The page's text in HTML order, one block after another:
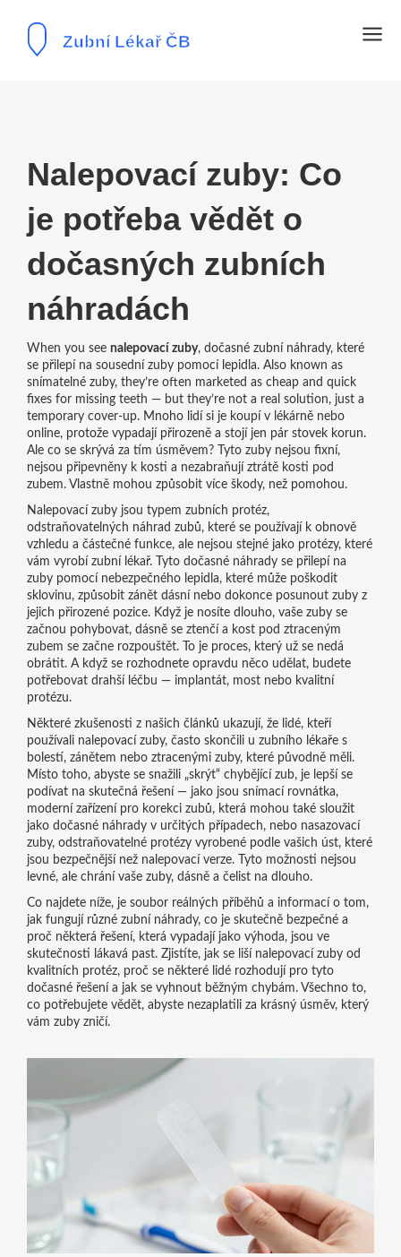
Nalepovací zuby: Co
je potřeba vědět o
dočasných zubních
náhradách
When you see nalepovací zuby, dočasné zubní náhrady, které
se přilepí na sousední zuby pomocí lepidla. Also known as
snímatelné zuby, they’re often marketed as cheap and quick
fixes for missing teeth — but they’re not a real solution, just a
temporary cover-up.Mnoho lidí si je koupí v lékárně nebo
online, protože vypadají přirozeně a stojí jen pár stovek korun.
Ale co se skrývá za tím úsměvem? Tyto zuby nejsou fixní,
nejsou připevněny k kosti a nezabraňují ztrátě kosti pod
zubem. Vlastně mohou způsobit více škody, než pomohou.
Nalepovací zuby jsou typem zubních protéz,
odstraňovatelných náhrad zubů, které se používají k obnově
vzhledu a částečné funkce, ale nejsou stejné jako protézy, které
vám vyrobí zubní lékař. Tyto dočasné náhrady se přilepí na
zuby pomocí nebezpečného lepidla, které může poškodit
sklovinu, způsobit zánět dásní nebo dokonce posunout zuby z
jejich přirozené pozice. Když je nosíte dlouho, vaše zuby se
začnou pohybovat, dásně se ztenčí a kost pod ztraceným
zubem se začne rozpouštět. To je proces, který už se nedá
obrátit. A když se rozhodnete opravdu něco udělat, budete
potřebovat drahší léčbu — implantát, most nebo kvalitní
protézu.
Některé zkušenosti z našich článků ukazují, že lidé, kteří
používali nalepovací zuby, často skončili u zubního lékaře s
bolestí, zánětem nebo ztracenými zuby, které původně měli.
Místo toho, abyste se snažili „skrýt“ chybějící zub, je lepší se
podívat na skutečná řešení — jako jsou snímací rovnátka,
moderní zařízení pro korekci zubů, která mohou také sloužit
jako dočasné náhrady v určitých případech, nebo nasazovací
zuby, odstraňovatelné protézy vyrobené podle vašich úst, které
jsou bezpečnější než nalepovací verze. Tyto možnosti nejsou
levné, ale chrání vaše zuby, dásně a čelist na dlouho.
Co najdete níže, je soubor reálných příběhů a informací o tom,
jak fungují různé zubní náhrady, co je skutečně bezpečné a
proč některá řešení, která vypadají jako výhoda, jsou ve
skutečnosti lákavá past. Zjistíte, jak se liší nalepovací zuby od
kvalitních protéz, proč se některé lidé rozhodují pro tyto
dočasné řešení a jak se vyhnout běžným chybám. Všechno to,
co potřebujete vědět, abyste nezaplatili za krásný úsměv, který
vám zuby zničí.